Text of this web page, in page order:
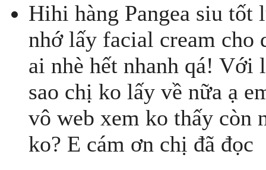
Hihi hàng Pangea siu
nhớ lấy facial cream cho
ai nhè hết nhanh qá! Với
sao chị ko lấy về nữa ạ
vô web xem ko thấy còn
ko? E cám ơn chị đã đọc